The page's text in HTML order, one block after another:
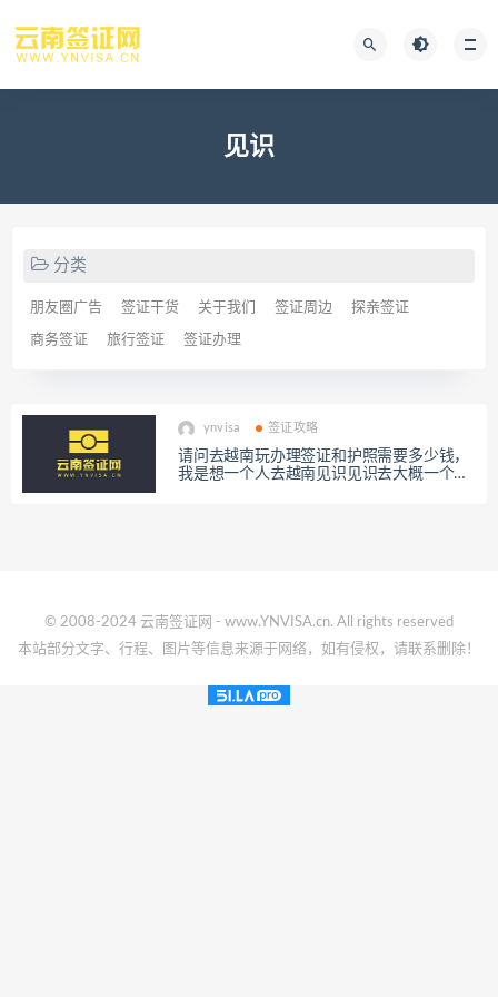
见识
分类
朋友圈广告 签证干货 关于我们 签证周边 探亲签证
商务签证 旅行签证 签证办理
ynvisa 签证攻略
请问去越南玩办理签证和护照需要多少钱，
我是想一个人去越南见识见识去大概一个星
© 2008-2024 云南签证网 - www.YNVISA.cn. All rights reserved
本站部分文字、行程、图片等信息来源于网络，如有侵权，请联系删除！